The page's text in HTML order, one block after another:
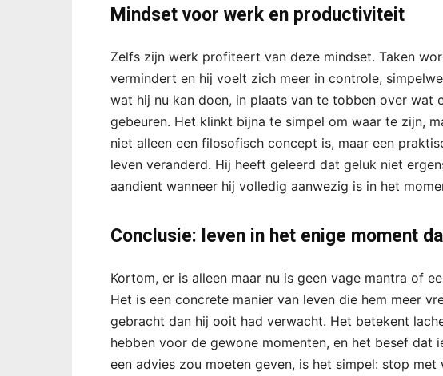
Mindset voor werk en productiviteit
Zelfs zijn werk profiteert van deze mindset. Taken
vermindert en hij voelt zich meer in controle,
wat hij nu kan doen, in plaats van te tobben over wat
gebeuren. Het klinkt bijna te simpel om waar te zijn,
niet alleen een filosofisch concept is, maar een
leven veranderd. Hij heeft geleerd dat geluk niet
aandient wanneer hij volledig aanwezig is in het
Conclusie: leven in het enige moment
Kortom, er is alleen maar nu is geen vage mantra of
Het is een concrete manier van leven die hem meer
gebracht dan hij ooit had verwacht. Het betekent
hebben voor de gewone momenten, en het besef dat
een advies zou moeten geven, is het simpel: stop